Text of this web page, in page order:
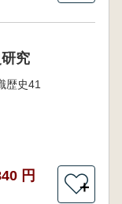
究
歴史41
円
＋